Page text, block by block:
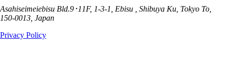
Asahiseimeiebisu Bld.9･11F, 1-3-1, Ebisu , Shibuya Ku, Tokyo To,
150-0013, Japan
Privacy Policy